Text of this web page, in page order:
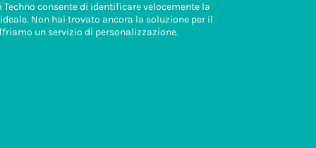
consente di identificare velocemente la
Non hai trovato ancora la soluzione per il
un servizio di personalizzazione.